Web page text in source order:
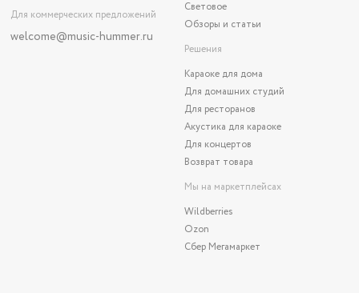
Для коммерческих предложений
welcome@music-hummer.ru
Световое
Обзоры и статьи
Решения
Караоке для дома
Для домашних студий
Для ресторанов
Акустика для караоке
Для концертов
Возврат товара
Мы на маркетплейсах
Wildberries
Ozon
Сбер Мегамаркет